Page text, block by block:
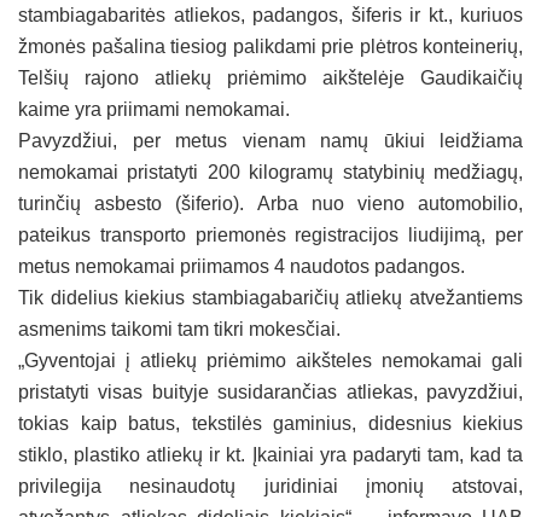
stambiagabaritės atliekos, padangos, šiferis ir kt., kuriuos
žmonės pašalina tiesiog palikdami prie plėtros konteinerių,
Telšių rajono atliekų priėmimo aikštelėje Gaudikaičių
kaime yra priimami nemokamai.
Pavyzdžiui, per metus vienam namų ūkiui leidžiama
nemokamai pristatyti 200 kilogramų statybinių medžiagų,
turinčių asbesto (šiferio). Arba nuo vieno automobilio,
pateikus transporto priemonės registracijos liudijimą, per
metus nemokamai priimamos 4 naudotos padangos.
Tik didelius kiekius stambiagabaričių atliekų atvežantiems
asmenims taikomi tam tikri mokesčiai.
„Gyventojai į atliekų priėmimo aikšteles nemokamai gali
pristatyti visas buityje susidarančias atliekas, pavyzdžiui,
tokias kaip batus, tekstilės gaminius, didesnius kiekius
stiklo, plastiko atliekų ir kt. Įkainiai yra padaryti tam, kad ta
privilegija nesinaudotų juridiniai įmonių atstovai,